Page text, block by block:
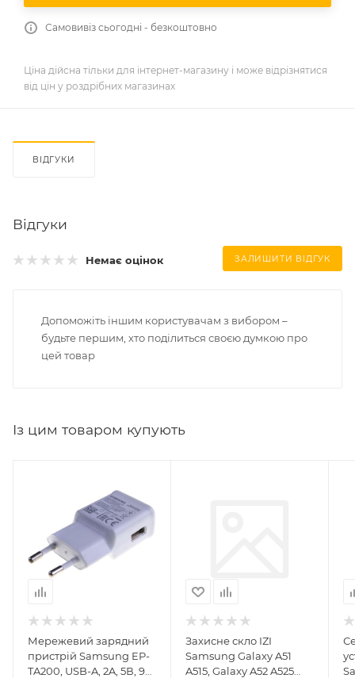
Самовивіз сьогодні - безкоштовно
Ціна дійсна тільки для інтернет-магазину і може відрізнятися
від цін у роздрібних магазинах
ВІДГУКИ
Відгуки
Немає оцінок ЗАЛИШИТИ ВІДГУК
Допоможіть іншим користувачам з вибором –
будьте першим, хто поділиться своєю думкою про
цей товар
Із цим товаром купують
Мережевий зарядний
пристрій Samsung EP-
TA200, USB-A, 2A, 5В, 9В,
Захисне скло IZI
Samsung Galaxy A51
A515, Galaxy A52 A525